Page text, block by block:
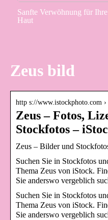
Sanfte Verwöhnung für Ihre
Haut
Zeus bild
http s://www.istockphoto.com ›
Zeus – Fotos,
Stockfotos –
Zeus – Bilder und
Suchen Sie in Stockfotos
Thema Zeus von iStock.
Sie anderswo vergeblich
Suchen Sie in Stockfotos
Thema Zeus von iStock.
Sie anderswo vergeblich